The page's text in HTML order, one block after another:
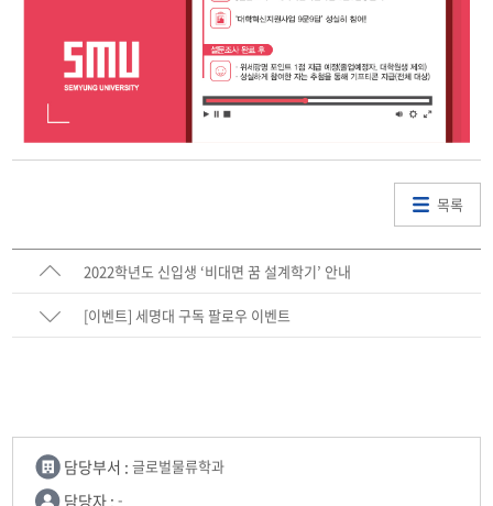
목록
2022학년도 신입생 ‘비대면 꿈 설계학기’ 안내
[이벤트] 세명대 구독 팔로우 이벤트
담당부서 : 글로벌물류학과
담당자 : -